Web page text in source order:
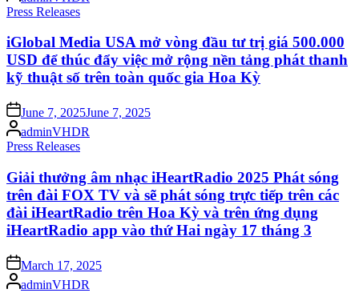
by
Posted
Press Releases
iGlobal Media USA mở vòng đầu tư trị giá 500.000
USD để thúc đẩy việc mở rộng nền tảng phát thanh
kỹ thuật số trên toàn quốc gia Hoa Kỳ
Posted
on
June 7, 2025June 7, 2025
Posted
by
adminVHDR
Posted
Press Releases
Giải thưởng âm nhạc iHeartRadio 2025 Phát sóng
trên đài FOX TV và sẽ phát sóng trực tiếp trên các
đài iHeartRadio trên Hoa Kỳ và trên ứng dụng
iHeartRadio app vào thứ Hai ngày 17 tháng 3
Posted
on
March 17, 2025
Posted
by
adminVHDR